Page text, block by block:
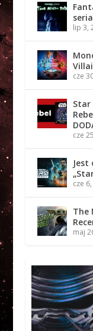
lip 3,
cze
Star
cze
cze
The
maj